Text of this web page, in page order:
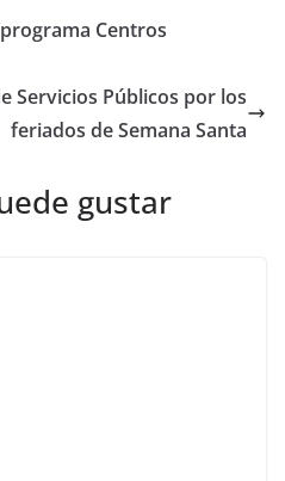
Centros
Servicios Públicos por los
feriados de Semana Santa
gustar